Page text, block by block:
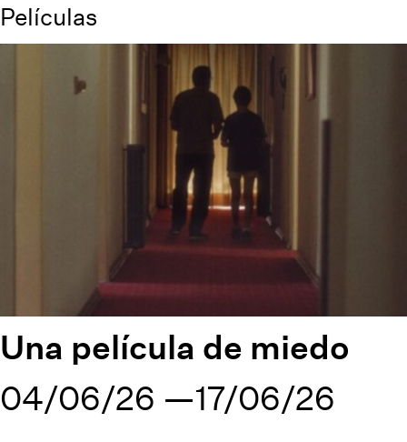
Películas
Una película de miedo
04/06/26
17/06/26